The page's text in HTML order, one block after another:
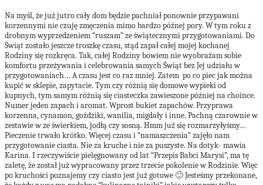
Na myśl, że już jutro cały dom będzie pachniał ponownie przypawani
korzennymi nie czuję zmęczenia mimo bardzo późnej pory. W tym roku z
drobnym wyprzedzeniem “ruszam” ze świątecznymi przygotowaniami. Do
Świąt zostało jeszcze troszkę czasu, stąd zapał całej mojej kochanej
Rodziny się rozkręca. Tak, całej Rodziny bowiem nie wyobrażam sobie
komfortu przeżywania i celebrowania samych Świąt bez Jej udziału w
przygotowaniach… A czasu jest co raz mniej. Zatem po co piec jak można
kupić w sklepie, zapytacie. Tym czy różnią się domowe wypieki od
kupnych, tym samym różnią się ciasteczka zawieszone później na choince.
Numer jeden zapach i aromat. Wprost bukiet zapachów. Przyprawa
korzenna, cynamon, goździki, wanilia, migdały i inne. Pachną czarownie w
zestawie w ze świerkiem, jodłą czy sosną. Hmm już się rozmarzyłyśmy…
Pieczenie trwało krótko. Więcej czasu i “namaszczenia” zajęło nam
przygotowanie ciasta. Nie za kruche i nie za puszyste. Na dotyk- mawia
Karina. I rzeczywiście pielęgnowany od lat “Przepis Babci Marysi”, ma tę
zaletę, że został już wypracowany przez trzecie pokolenie w Rodzinie. Więc
po kruchości poznajemy czy ciasto jest już gotowe 🙂 Jesteśmy przekonane,